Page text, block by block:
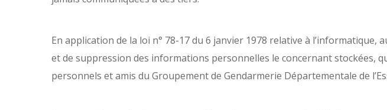
En application de la loi n° 78-17 du 6 janvier 1978 relative à l’informatique,
et de suppression des informations personnelles le concernant stockées,
personnels et amis du Groupement de Gendarmerie Départementale de